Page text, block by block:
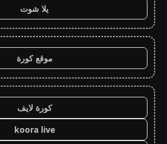
يلا شوت
موقع كورة
كورة لايف
koora live